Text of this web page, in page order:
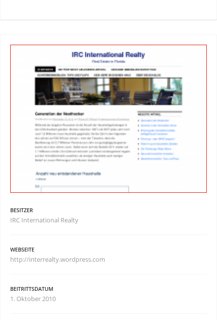
BESITZER
IRC International Realty
WEBSEITE
http://interrealty.wordpress.com
BEITRITTSDATUM
1. Oktober 2010